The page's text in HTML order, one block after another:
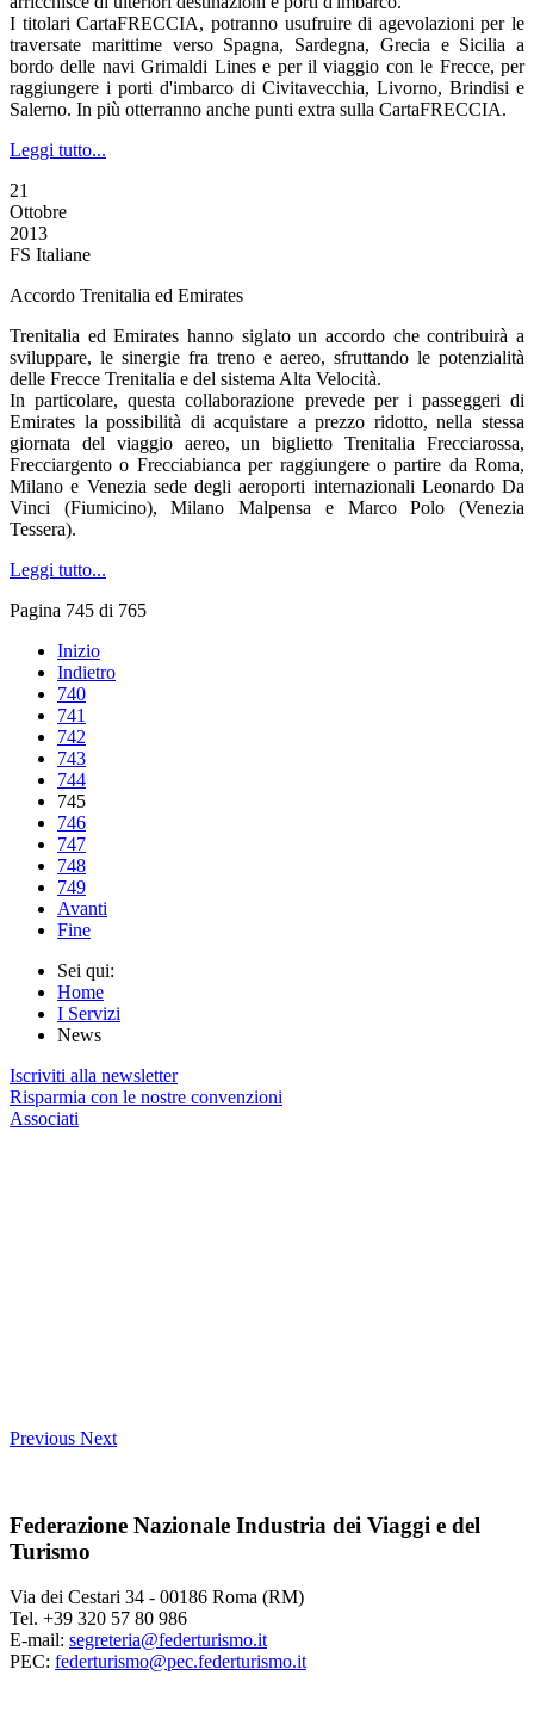
I titolari CartaFRECCIA, potranno usufruire di agevolazioni per le
traversate marittime verso Spagna, Sardegna, Grecia e Sicilia a
bordo delle navi Grimaldi Lines e per il viaggio con le Frecce, per
raggiungere i porti d'imbarco di Civitavecchia, Livorno, Brindisi e
Salerno. In più otterranno anche punti extra sulla CartaFRECCIA.
Leggi tutto...
21
Ottobre
2013
FS Italiane
Accordo Trenitalia ed Emirates
Trenitalia ed Emirates hanno siglato un accordo che contribuirà a
sviluppare, le sinergie fra treno e aereo, sfruttando le potenzialità
delle Frecce Trenitalia e del sistema Alta Velocità.
In particolare, questa collaborazione prevede per i passeggeri di
Emirates la possibilità di acquistare a prezzo ridotto, nella stessa
giornata del viaggio aereo, un biglietto Trenitalia Frecciarossa,
Frecciargento o Frecciabianca per raggiungere o partire da Roma,
Milano e Venezia sede degli aeroporti internazionali Leonardo Da
Vinci (Fiumicino), Milano Malpensa e Marco Polo (Venezia
Tessera).
Leggi tutto...
Pagina 745 di 765
Inizio
Indietro
740
741
742
743
744
745
746
747
748
749
Avanti
Fine
Sei qui:
Home
I Servizi
News
Iscriviti alla newsletter
Risparmia con le nostre convenzioni
Associati
Previous Next
Federazione Nazionale Industria dei Viaggi e del
Turismo
Via dei Cestari 34 - 00186 Roma (RM)
Tel. +39 320 57 80 986
E-mail: segreteria@federturismo.it
PEC: federturismo@pec.federturismo.it